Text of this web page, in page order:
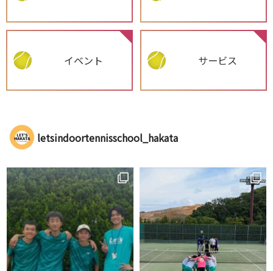
イベント サービス
letsindoortennisschool_hakata